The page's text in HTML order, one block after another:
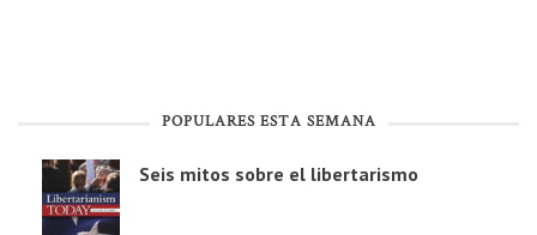
POPULARES ESTA SEMANA
Seis mitos sobre el libertarismo